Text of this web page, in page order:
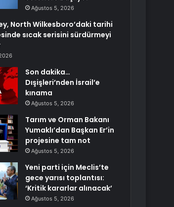
Ağustos 5, 2026
North Wilkesboro’daki tarihi
sıcak serisini sürdürmeyi
Son dakika…
Dışişleri’nden İsrail’e
kınama
Ağustos 5, 2026
Tarım ve Orman Bakanı
Yumaklı’dan Başkan Er’in
projesine tam not
Ağustos 5, 2026
Yeni parti için Meclis’te
gece yarısı toplantısı:
‘Kritik kararlar alınacak’
Ağustos 5, 2026